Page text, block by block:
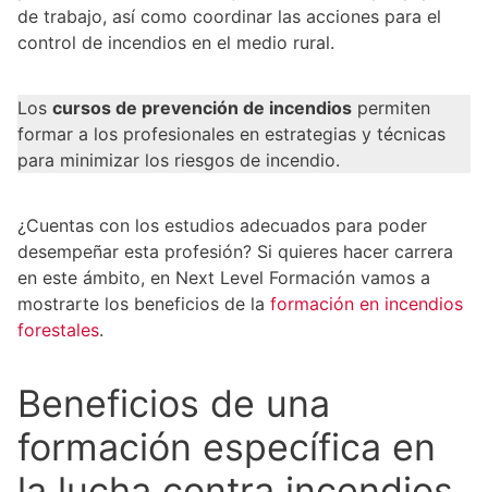
de trabajo, así como coordinar las acciones para el
control de incendios en el medio rural.
Los cursos de prevención de incendios permiten
formar a los profesionales en estrategias y técnicas
para minimizar los riesgos de incendio.
¿Cuentas con los estudios adecuados para poder
desempeñar esta profesión? Si quieres hacer carrera
en este ámbito, en Next Level Formación vamos a
mostrarte los beneficios de la formación en incendios
forestales.
Beneficios de una
formación específica en